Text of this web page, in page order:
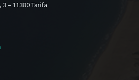
– 11380 Tarifa